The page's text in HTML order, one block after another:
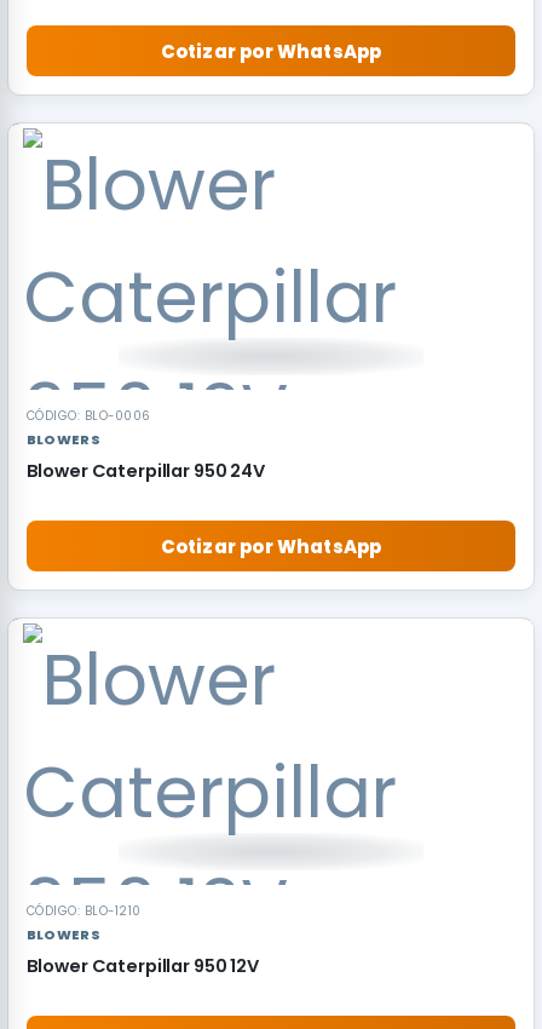
Cotizar por WhatsApp
CÓDIGO: BLO-0006
BLOWERS
Blower Caterpillar 950 24V
Cotizar por WhatsApp
CÓDIGO: BLO-1210
BLOWERS
Blower Caterpillar 950 12V